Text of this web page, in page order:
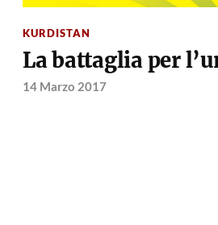
KURDISTAN
La battaglia per
14 Marzo 2017